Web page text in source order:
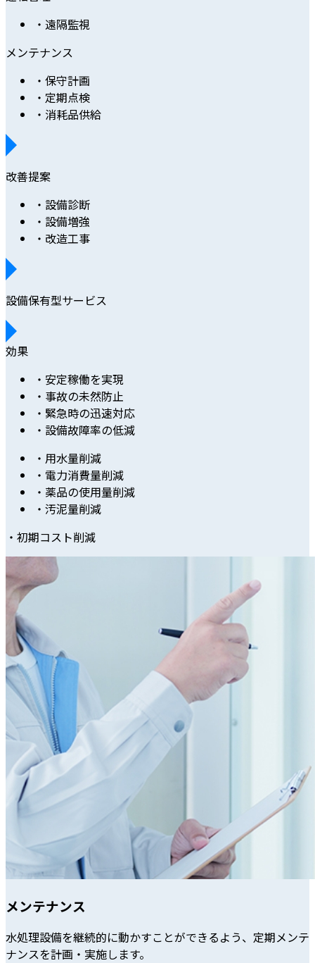
・遠隔監視
メンテナンス
・保守計画
・定期点検
・消耗品供給
改善提案
・設備診断
・設備増強
・改造工事
設備保有型サービス
効果
・安定稼働を実現
・事故の未然防止
・緊急時の迅速対応
・設備故障率の低減
・用水量削減
・電力消費量削減
・薬品の使用量削減
・汚泥量削減
・初期コスト削減
メンテナンス
水処理設備を継続的に動かすことができるよう、定期メンテ
ナンスを計画・実施します。